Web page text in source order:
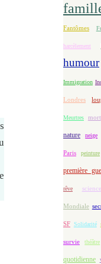
Fantômes
harcèlement
humour
Immigration
Londres
Meurtres mort
nature neige
Paris peinture
première
rêve
Mondiale
SF Solidarité
survie théâtre
quotidienne